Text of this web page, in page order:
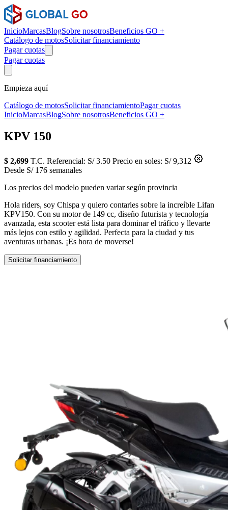
InicioMarcasBlogSobre nosotrosBeneficios GO +
Catálogo de motosSolicitar financiamiento
Pagar cuotas
Pagar cuotas
Empieza aquí
Catálogo de motosSolicitar financiamientoPagar cuotas
InicioMarcasBlogSobre nosotrosBeneficios GO +
KPV 150
$ 2,699 T.C. Referencial: S/ 3.50 Precio en soles: S/ 9,312
Desde S/ 176 semanales
Los precios del modelo pueden variar según provincia
Hola riders, soy Chispa y quiero contarles sobre la increíble Lifan
KPV150. Con su motor de 149 cc, diseño futurista y tecnología
avanzada, esta scooter está lista para dominar el tráfico y llevarte
más lejos con estilo y agilidad. Perfecta para la ciudad y tus
aventuras urbanas. ¡Es hora de moverse!
Solicitar financiamiento